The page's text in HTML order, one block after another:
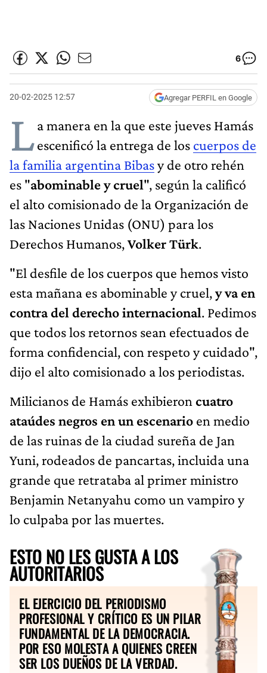
6
20-02-2025 12:57 Agregar PERFIL en Google
La manera en la que este jueves Hamás
escenificó la entrega de los cuerpos de
la familia argentina Bibasy de otro rehén
es "abominable y cruel", según la calificó
el alto comisionado de la Organización de
las Naciones Unidas (ONU) para los
Derechos Humanos,Volker Türk.
"El desfile de los cuerpos que hemos visto
esta mañana es abominable y cruel,y va en
contra del derecho internacional. Pedimos
que todos los retornos sean efectuados de
forma confidencial, con respeto y cuidado",
dijo el alto comisionado a los periodistas.
Milicianos de Hamás exhibieron cuatro
ataúdes negros en un escenario en medio
de las ruinas de la ciudad sureña de Jan
Yuni, rodeados de pancartas, incluida una
grande que retrataba al primer ministro
Benjamin Netanyahu como un vampiro y
lo culpaba por las muertes.
ESTO NO LES GUSTA A LOS
AUTORITARIOS
EL EJERCICIO DEL PERIODISMO
PROFESIONAL Y CRÍTICO ES UN PILAR
FUNDAMENTAL DE LA DEMOCRACIA.
POR ESO MOLESTA A QUIENES CREEN
SER LOS DUEÑOS DE LA VERDAD.